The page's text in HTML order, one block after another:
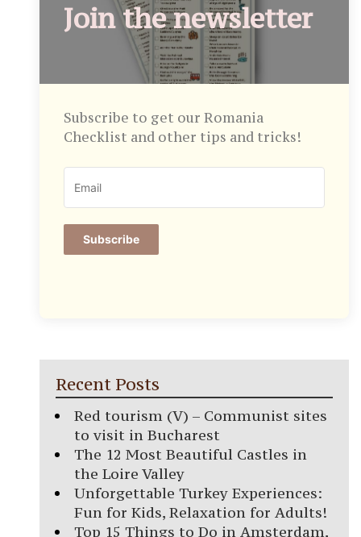
Join the newsletter
Subscribe to get our Romania
Checklist and other tips and tricks!
Subscribe
Recent Posts
Red tourism (V) – Communist sites
to visit in Bucharest
The 12 Most Beautiful Castles in
the Loire Valley
Unforgettable Turkey Experiences:
Fun for Kids, Relaxation for Adults!
Top 15 Things to Do in Amsterdam,